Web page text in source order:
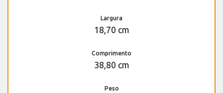
Largura
18,70 cm
Comprimento
38,80 cm
Peso